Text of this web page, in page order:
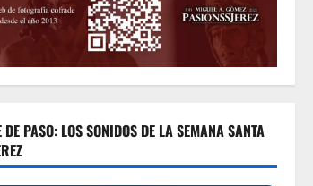
PASO: LOS SONIDOS DE LA SEMANA SANTA